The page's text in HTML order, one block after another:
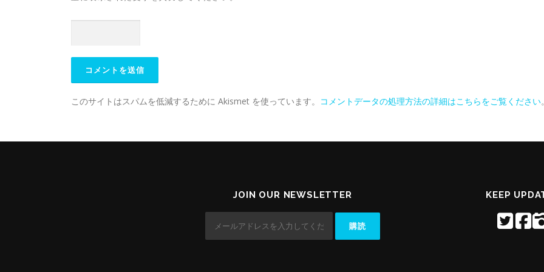
このサイトはスパムを低減するために Akismet を使っています。 コメントデータの処理方法の詳細はこちらをご覧ください。
JOIN OUR NEWSLETTER KEEP